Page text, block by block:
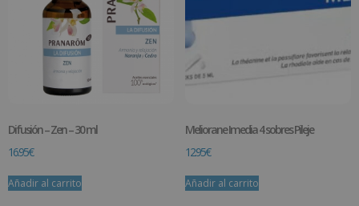
Difusión – Zen – 30 ml
16.95€
Añadir al carrito
Meliorane Imedia 4 sobres Pileje
12.95€
Añadir al carrito